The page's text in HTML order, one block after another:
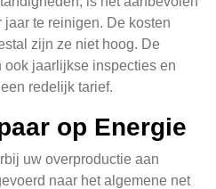
te reinigen. De kosten
zijn ze niet hoog. De
jaarlijkse inspecties en
redelijk tarief.
op Energie
uw overproductie aan
naar het algemene net